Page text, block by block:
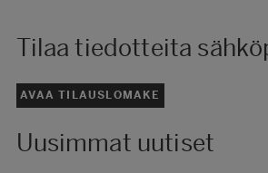
Tilaa tiedotteita
AVAA TILAUSLOMAKE
Uusimmat uutiset